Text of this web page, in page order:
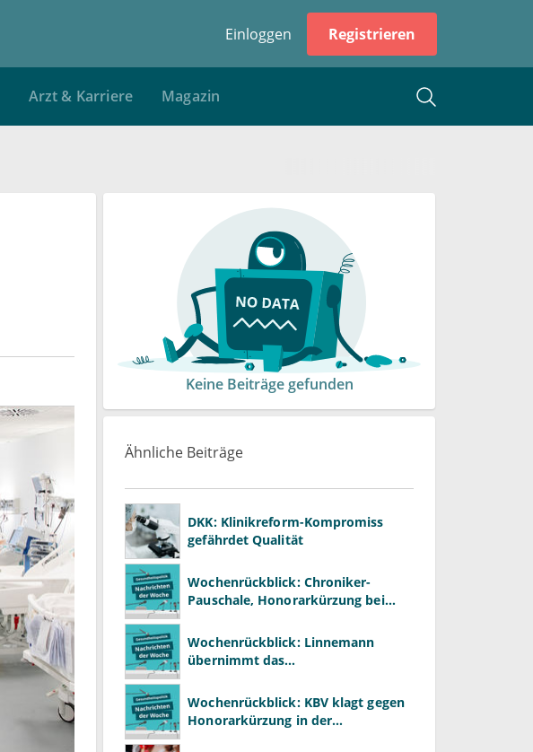
Einloggen Registrieren
Arzt & Karriere Magazin
Keine Beiträge gefunden
Ähnliche Beiträge
DKK: Klinikreform-Kompromiss
gefährdet Qualität
Wochenrückblick: Chroniker-
Pauschale, Honorarkürzung bei
Wochenrückblick: Linnemann
übernimmt das
Warken
Wochenrückblick: KBV klagt gegen
Honorarkürzung in der